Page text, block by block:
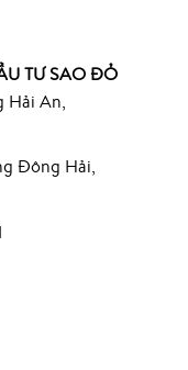
TƯ SAO ĐỎ
Hải An,
Đông Hải,